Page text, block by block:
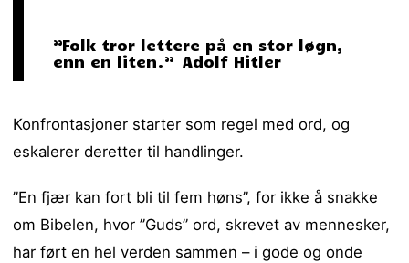
”Folk tror lettere på en stor løgn,
enn en liten.” Adolf Hitler
Konfrontasjoner starter som regel med ord, og
eskalerer deretter til handlinger.
”En fjær kan fort bli til fem høns”, for ikke å snakke
om Bibelen, hvor ”Guds” ord, skrevet av mennesker,
har ført en hel verden sammen – i gode og onde